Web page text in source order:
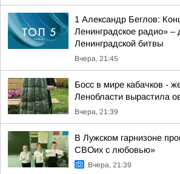
1 Александр Беглов:
Ленинградское радио» –
Ленинградской битвы
Вчера, 21:45
Босс в мире кабачков -
Ленобласти вырастила
Вчера, 21:39
В Лужском гарнизоне
СВОих с любовью»
Вчера, 21:39